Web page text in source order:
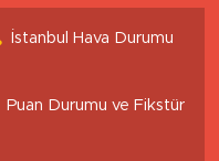
İstanbul Hava Durumu
Puan Durumu ve Fikstür